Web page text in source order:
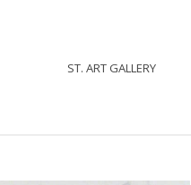
ST. ART GALLERY